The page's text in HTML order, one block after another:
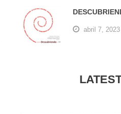
abril 7, 2023